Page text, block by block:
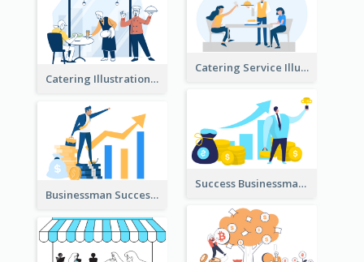
Catering Service Illustration
Catering Illustration
Success Businessman Illustration
Businessman Success Illustration